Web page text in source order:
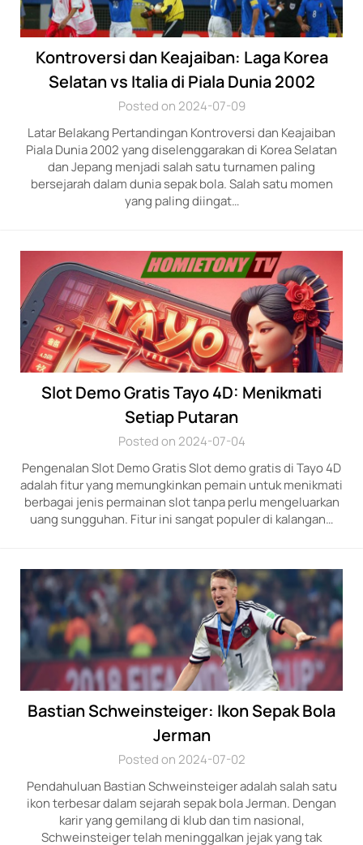
Kontroversi dan Keajaiban: Laga Korea
Selatan vs Italia di Piala Dunia 2002
Posted on 2024-07-09
Latar Belakang Pertandingan Kontroversi dan Keajaiban
Piala Dunia 2002 yang diselenggarakan di Korea Selatan
dan Jepang menjadi salah satu turnamen paling
bersejarah dalam dunia sepak bola. Salah satu momen
yang paling diingat…
Slot Demo Gratis Tayo 4D: Menikmati
Setiap Putaran
Posted on 2024-07-04
Pengenalan Slot Demo Gratis Slot demo gratis di Tayo 4D
adalah fitur yang memungkinkan pemain untuk menikmati
berbagai jenis permainan slot tanpa perlu mengeluarkan
uang sungguhan. Fitur ini sangat populer di kalangan…
Bastian Schweinsteiger: Ikon Sepak Bola
Jerman
Posted on 2024-07-02
Pendahuluan Bastian Schweinsteiger adalah salah satu
ikon terbesar dalam sejarah sepak bola Jerman. Dengan
karir yang gemilang di klub dan tim nasional,
Schweinsteiger telah meninggalkan jejak yang tak